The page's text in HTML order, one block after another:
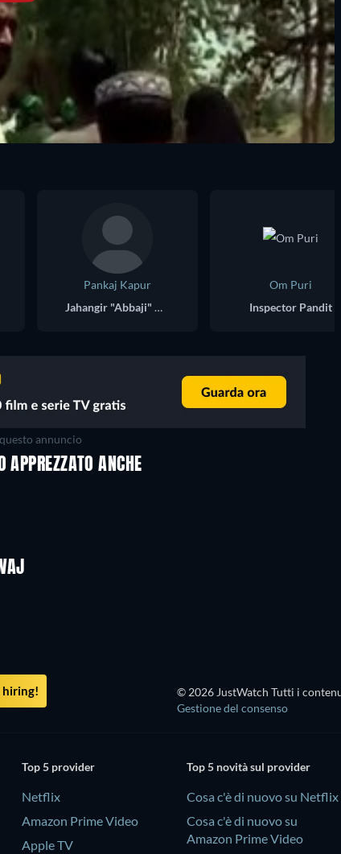
Pankaj Kapur
Jahangir "Abbaji" Khan
Om Puri
Inspector Pandit
annuncio
APPREZZATO ANCHE
hiring! © 2026 JustWatch Tutti i
Gestione del consenso
Top 5 provider
Netflix
Amazon Prime Video
Apple TV
Top 5 novità sul provider
Cosa c'è di nuovo su Netflix
Cosa c'è di nuovo su
Amazon Prime Video